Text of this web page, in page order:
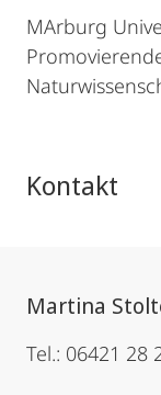
MArburg
Kontakt
Martina
Tel.: 06421 28